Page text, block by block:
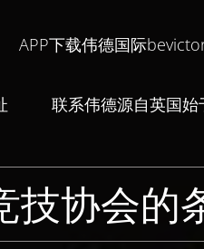
APP下载伟德国际
联系伟德源自英国始
技协会的